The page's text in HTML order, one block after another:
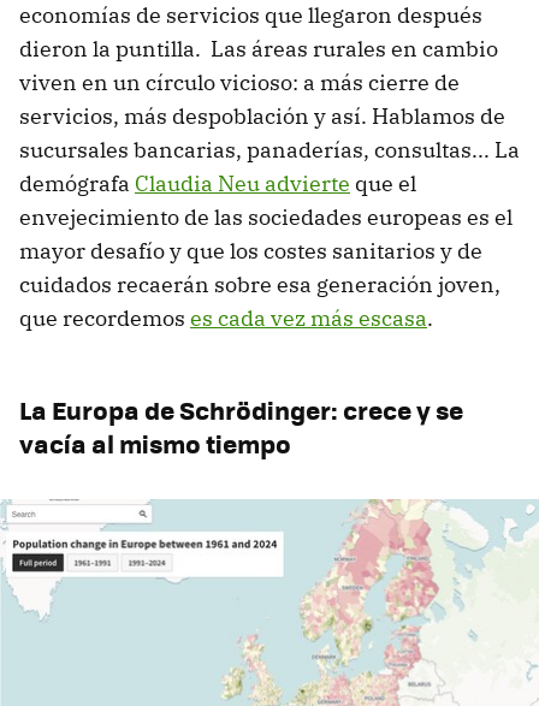
economías de servicios que llegaron después
dieron la puntilla. Las áreas rurales en cambio
viven en un círculo vicioso: a más cierre de
servicios, más despoblación y así. Hablamos de
sucursales bancarias, panaderías, consultas... La
demógrafa Claudia Neu advierte que el
envejecimiento de las sociedades europeas es el
mayor desafío y que los costes sanitarios y de
cuidados recaerán sobre esa generación joven,
que recordemos es cada vez más escasa.
La Europa deSchrödinger: crece y se
vacía al mismo tiempo